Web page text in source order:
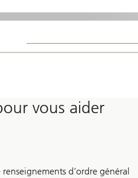
vous aider
d’ordre général